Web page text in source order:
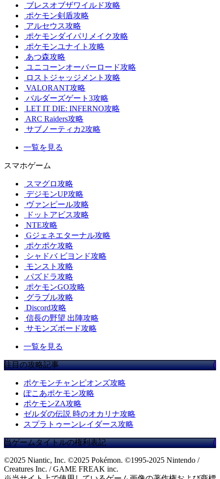
ブレスオブザワイルド攻略
ポケモン剣盾攻略
アルセウス攻略
ポケモンダイパリメイク攻略
ポケモンユナイト攻略
あつ森攻略
ユニコーンオーバーロード攻略
ロストジャッジメント攻略
VALORANT攻略
バルダーズゲート3攻略
LET IT DIE: INFERNO攻略
ARC Raiders攻略
サブノーティカ2攻略
一覧を見る
スマホゲーム
スマグロ攻略
デジモンUP攻略
ヴァンピール攻略
ドットアビス攻略
NTE攻略
Gジェネエターナル攻略
ポケポケ攻略
シャドバ ビヨンド攻略
モンスト攻略
パズドラ攻略
ポケモンGO攻略
グラブル攻略
Discord攻略
信長の野望 出陣攻略
サモンズボード攻略
一覧を見る
注目の攻略記事
ポケモンチャンピオンズ攻略
ぽこあポケモン攻略
ポケモンZA攻略
ゼルダの伝説 時のオカリナ攻略
スプラトゥーンレイダース攻略
当ゲームタイトルの権利表記
©2025 Niantic, Inc. ©2025 Pokémon. ©1995-2025 Nintendo /
Creatures Inc. / GAME FREAK inc.